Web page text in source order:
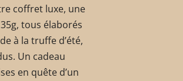
coffret luxe, une
tous élaborés
à la truffe d’été,
Un cadeau
en quête d’un